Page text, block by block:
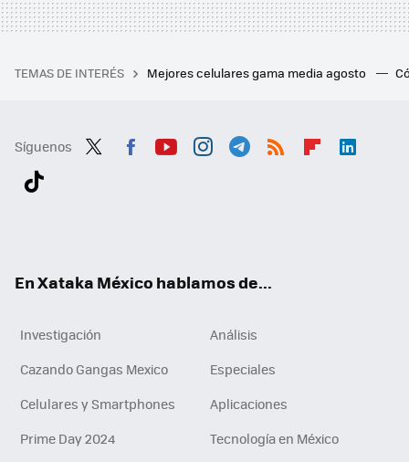
TEMAS DE INTERÉS Mejores celulares gama media agosto
Síguenos
En Xataka México hablamos de...
Investigación
Análisis
Cazando Gangas Mexico
Especiales
Celulares y Smartphones
Aplicaciones
Prime Day 2024
Tecnología en México